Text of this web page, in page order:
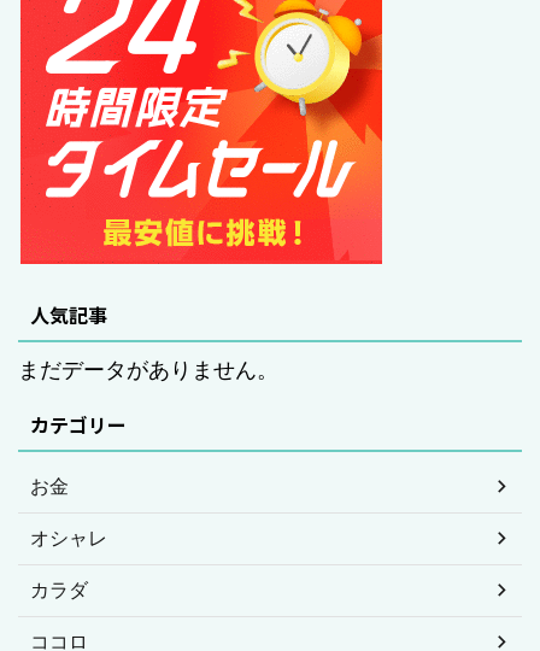
人気記事
まだデータがありません。
カテゴリー
お金
オシャレ
カラダ
ココロ